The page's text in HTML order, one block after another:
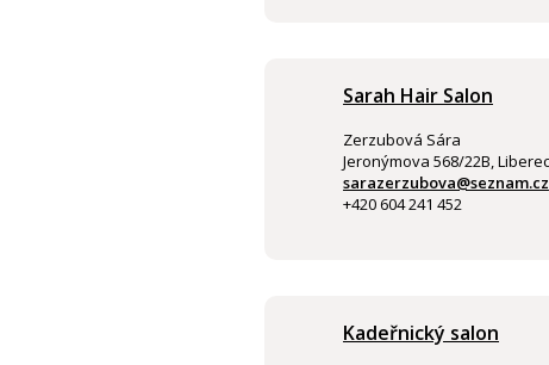
Sarah Hair Salon
Zerzubová Sára
Jeronýmova 568/22B, Liberec
sarazerzubova@seznam.cz
+420 604 241 452
Kadeřnický salon